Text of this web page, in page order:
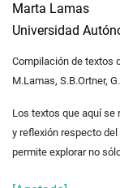
Marta Lamas
Universidad
Compilación de textos
M.Lamas, S.B.Ortner,
Los textos que aquí se
y reflexión respecto
permite explorar no